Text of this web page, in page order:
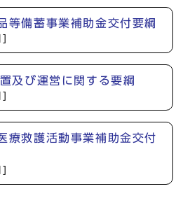
等備蓄事業補助金交付要綱
及び運営に関する要綱
療救護活動事業補助金交付